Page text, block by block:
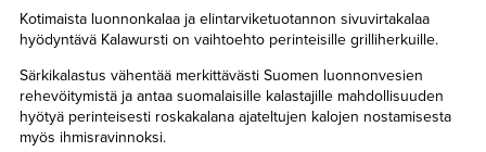
Kotimaista luonnonkalaa ja elintarviketuotannon sivuvirtakalaa
hyödyntävä Kalawursti on vaihtoehto perinteisille grilliherkuille.
Särkikalastus vähentää merkittävästi Suomen luonnonvesien
rehevöitymistä ja antaa suomalaisille kalastajille mahdollisuuden
hyötyä perinteisesti roskakalana ajateltujen kalojen nostamisesta
myös ihmisravinnoksi.